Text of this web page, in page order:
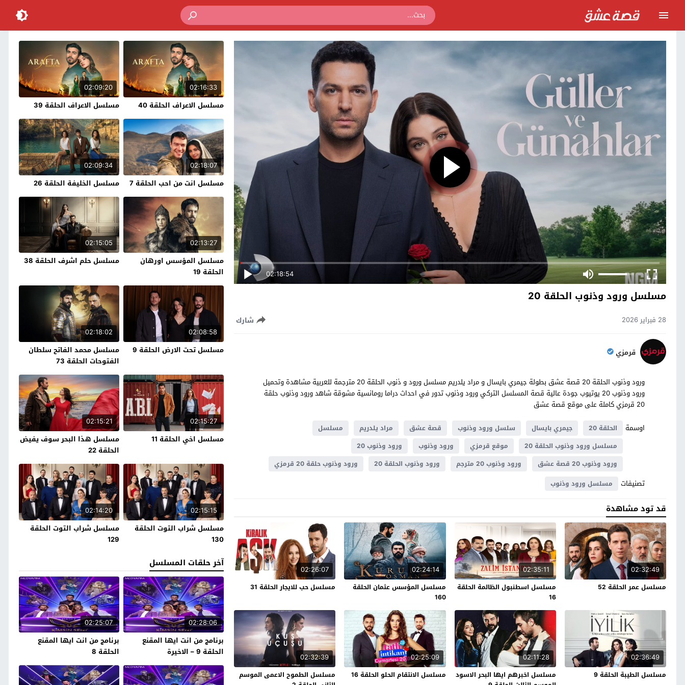
02:18:54
مسلسل ورود وذنوب الحلقة 20
28 فبراير 2026 شارك
قرمزي
ورود وذنوب الحلقة 20 قصة عشق بطولة جيمري بايسال و مراد يلدريم مسلسل ورود و ذنوب الحلقة 20 مترجمة للعربية مشاهدة وتحميل
ورود وذنوب 20 يوتيوب جودة عالية قصة المسلسل التركي ورود وذنوب تدور في احداث دراما ​​رومانسية مشوقة شاهد ورود وذنوب حلقة
20 قرمزي كاملة على موقع قصة عشق
اوسمة
الحلقة 20 جيمري بايسال سلسل ورود وذنوب قصة عشق مراد يلدريم
مسلسل
مسلسل ورود وذنوب الحلقة 20
موقع قرمزي ورود وذنوب
ورود وذنوب 20
ورود وذنوب 20 قصة عشق
ورود وذنوب 20 مترجم ورود وذنوب الحلقة 20 ورود وذنوب حلقة 20 قرمزي
تصنيفات مسلسل ورود وذنوب
قد تود مشاهدة
02:32:49
مسلسل عمر الحلقة 52
02:35:11
مسلسل اسطنبول الظالمة الحلقة
16
02:24:14
مسلسل المؤسس عثمان الحلقة
160
02:26:07
مسلسل حب للايجار الحلقة 31
02:36:49
مسلسل الطيبة الحلقة 9
02:11:28
مسلسل اخبرهم ايها البحر الاسود
02:25:09
مسلسل الانتقام الحلو الحلقة 16
02:32:39
مسلسل الطموح الاعمى الموسم
02:16:33
مسلسل الاعراف الحلقة 40
02:09:20
مسلسل الاعراف الحلقة 39
02:18:07
مسلسل انت من احب الحلقة 7
02:09:34
مسلسل الخليفة الحلقة 26
02:13:27
مسلسل المؤسس اورهان
الحلقة 19
02:15:05
مسلسل حلم اشرف الحلقة 38
02:08:58
مسلسل تحت الارض الحلقة 9
02:18:02
مسلسل محمد الفاتح سلطان
الفتوحات الحلقة 73
02:15:27
مسلسل اخي الحلقة 11
02:15:21
مسلسل هذا البحر سوف يفيض
الحلقة 22
02:15:15
مسلسل شراب التوت الحلقة
130
02:14:20
مسلسل شراب التوت الحلقة
129
آخر حلقات المسلسل
02:28:06
برنامج من انت ايها المقنع
الحلقة 9 – الاخيرة
02:25:07
برنامج من انت ايها المقنع
الحلقة 8